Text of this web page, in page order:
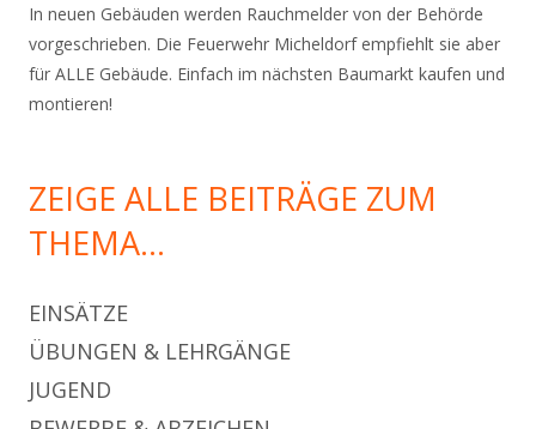
In neuen Gebäuden werden Rauchmelder von der Behörde
vorgeschrieben. Die Feuerwehr Micheldorf empfiehlt sie aber
für ALLE Gebäude. Einfach im nächsten Baumarkt kaufen und
montieren!
ZEIGE ALLE BEITRÄGE ZUM
THEMA…
EINSÄTZE
ÜBUNGEN & LEHRGÄNGE
JUGEND